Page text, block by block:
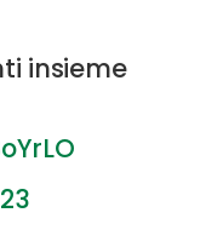
insieme